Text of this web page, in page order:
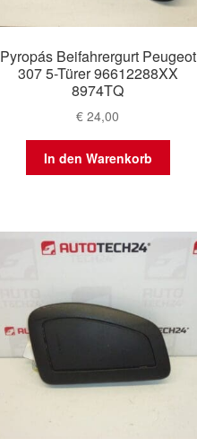
Pyropás Beifahrergurt Peugeot
307 5-Türer 96612288XX
8974TQ
€ 24,00
In den Warenkorb